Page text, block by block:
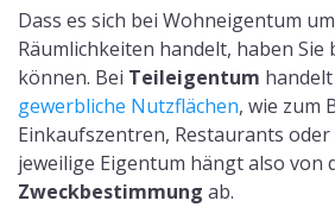
Dass es sich bei Wohneigentum
Räumlichkeiten handelt, haben Sie
können. Bei Teileigentum
gewerbliche Nutzflächen, wie zum
Einkaufszentren, Restaurants
jeweilige Eigentum hängt also von
Zweckbestimmung ab.